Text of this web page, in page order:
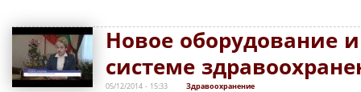
Новое оборудование
системе
05/12/2014 - 15:33 Здравоохранение